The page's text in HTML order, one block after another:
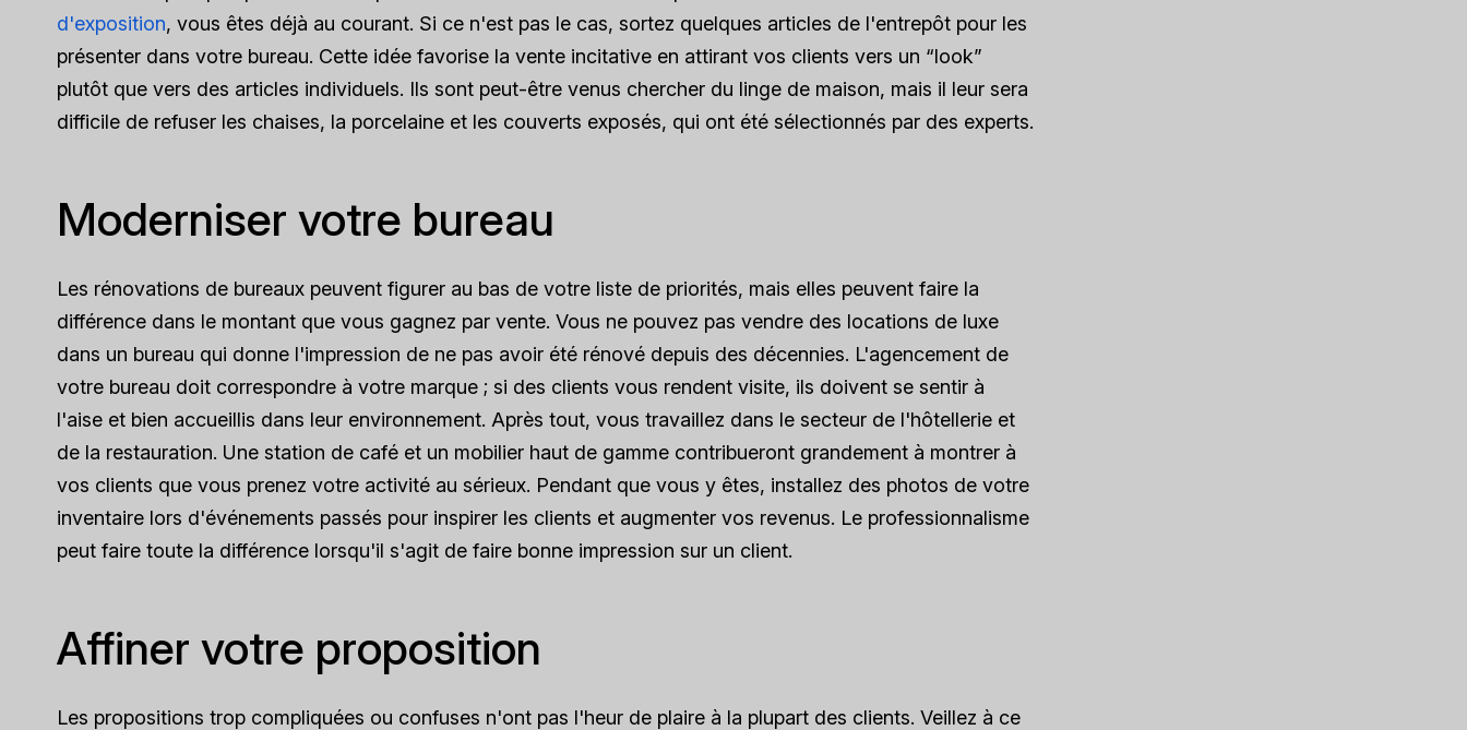
d'exposition, vous êtes déjà au courant. Si ce n'est pas le cas, sortez quelques articles de l'entrepôt pour les
présenter dans votre bureau. Cette idée favorise la vente incitative en attirant vos clients vers un “look”
plutôt que vers des articles individuels. Ils sont peut-être venus chercher du linge de maison, mais il leur sera
difficile de refuser les chaises, la porcelaine et les couverts exposés, qui ont été sélectionnés par des experts.
Moderniser votre bureau
Les rénovations de bureaux peuvent figurer au bas de votre liste de priorités, mais elles peuvent faire la
différence dans le montant que vous gagnez par vente. Vous ne pouvez pas vendre des locations de luxe
dans un bureau qui donne l'impression de ne pas avoir été rénové depuis des décennies. L'agencement de
votre bureau doit correspondre à votre marque ; si des clients vous rendent visite, ils doivent se sentir à
l'aise et bien accueillis dans leur environnement. Après tout, vous travaillez dans le secteur de l'hôtellerie et
de la restauration. Une station de café et un mobilier haut de gamme contribueront grandement à montrer à
vos clients que vous prenez votre activité au sérieux. Pendant que vous y êtes, installez des photos de votre
inventaire lors d'événements passés pour inspirer les clients et augmenter vos revenus. Le professionnalisme
peut faire toute la différence lorsqu'il s'agit de faire bonne impression sur un client.
Affiner votre proposition
Les propositions trop compliquées ou confuses n'ont pas l'heur de plaire à la plupart des clients. Veillez à ce